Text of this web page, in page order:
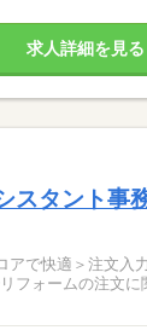
求人詳細を見る
タント事
アで快適＞注文入
フォームの注文に